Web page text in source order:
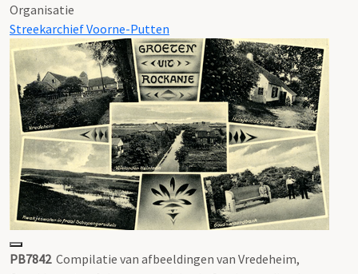
Organisatie
Streekarchief Voorne-Putten
PB7842 Compilatie van afbeeldingen van Vredeheim,